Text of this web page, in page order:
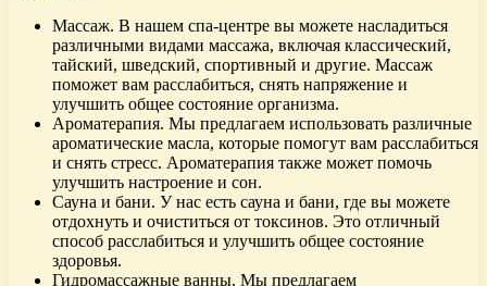
Массаж. В нашем спа-центре вы можете насладиться
различными видами массажа, включая классический,
тайский, шведский, спортивный и другие. Массаж
поможет вам расслабиться, снять напряжение и
улучшить общее состояние организма.
Ароматерапия. Мы предлагаем использовать различные
ароматические масла, которые помогут вам расслабиться
и снять стресс. Ароматерапия также может помочь
улучшить настроение и сон.
Сауна и бани. У нас есть сауна и бани, где вы можете
отдохнуть и очиститься от токсинов. Это отличный
способ расслабиться и улучшить общее состояние
здоровья.
Гидромассажные ванны. Мы предлагаем